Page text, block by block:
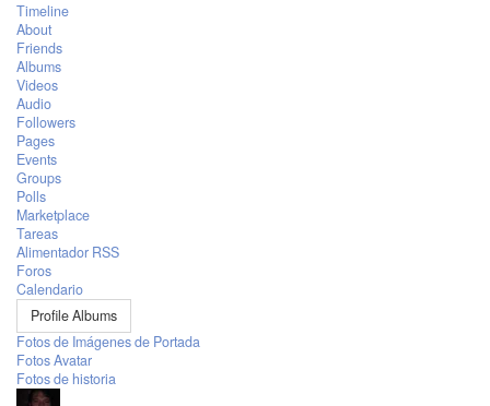
Timeline
About
Friends
Albums
Videos
Audio
Followers
Pages
Events
Groups
Polls
Marketplace
Tareas
Alimentador RSS
Foros
Calendario
Profile Albums
Fotos de Imágenes de Portada
Fotos Avatar
Fotos de historia